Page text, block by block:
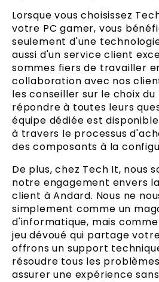
Lorsque vous choisissez
votre PC gamer, vous
seulement d'une
aussi d'un service client
sommes fiers de travailler
collaboration avec nos
les conseiller sur le choix du
répondre à toutes leurs
équipe dédiée est
à travers le processus
des composants à la
De plus, chez Tech It, nous
notre engagement envers
client à Andard. Nous ne
simplement comme un
d'informatique, mais
jeu dévoué qui partage
offrons un support
résoudre tous les
assurer une expérience